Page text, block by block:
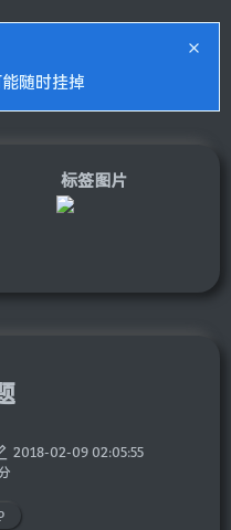
随时挂掉
标签图片
2018-02-09 02:05:55